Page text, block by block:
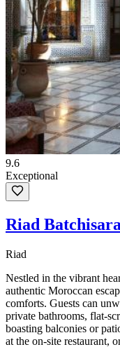
9.6
Exceptional
Riad
Riad
Nestled in the vibrant
authentic Moroccan
comforts. Guests can
private bathrooms, flat-
boasting balconies or
at the on-site restaurant,